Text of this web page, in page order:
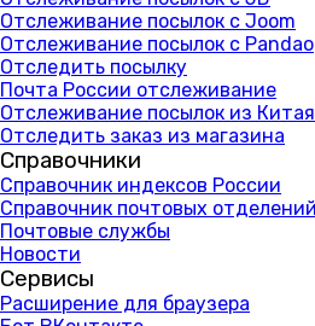
Отслеживание посылок с Joom
Отслеживание посылок с Pandao
Отследить посылку
Почта России отслеживание
Отслеживание посылок из Китая
Отследить заказ из магазина
Справочники
Справочник индексов России
Справочник почтовых
Почтовые службы
Новости
Сервисы
Расширение для браузера